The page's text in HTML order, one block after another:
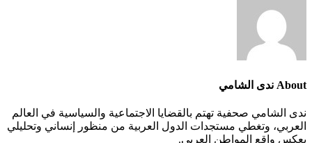
About ندى الشامي
ندى الشامي صحفية تهتم بالقضايا الاجتماعية والسياسية في العالم
العربي، وتغطي مستجدات الدول العربية من منظور إنساني وتحليلي
يعكس واقع المواطن العربي.